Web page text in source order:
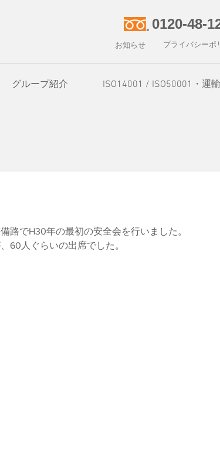
0120-48-
お知らせ プライバシーポ
グループ紹介 ISO14001 / ISO50001・運
路でH30年の最初の安全会を行いました。
60人ぐらいの出席でした。